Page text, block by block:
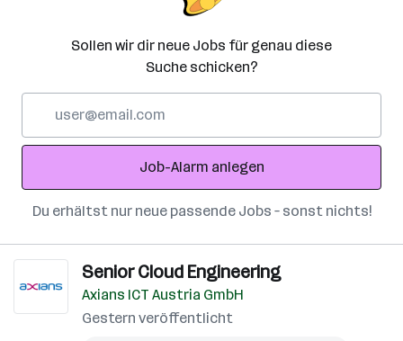
Sollen wir dir neue Jobs für genau diese
Suche schicken?
Adresse
Job-Alarm anlegen
Du erhältst nur neue passende Jobs – sonst nichts!
Senior Cloud Engineering
Axians ICT Austria GmbH
Gestern veröffentlicht